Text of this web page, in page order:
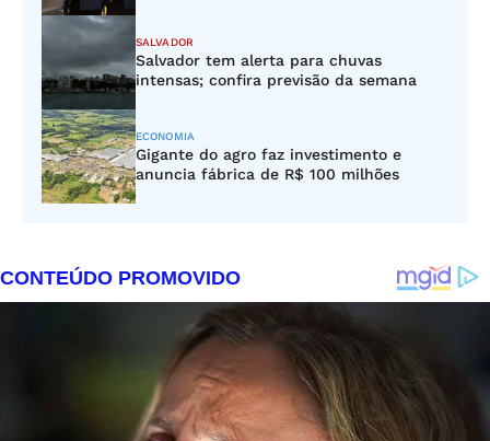
SALVADOR
Salvador tem alerta para chuvas
intensas; confira previsão da semana
ECONOMIA
Gigante do agro faz investimento e
anuncia fábrica de R$ 100 milhões